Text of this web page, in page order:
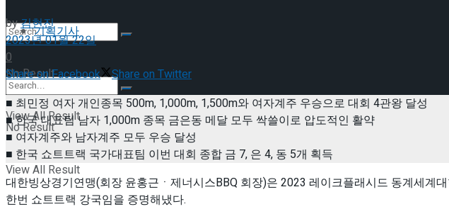
No Result
View All Result
기획기사
No Result
View All Result
by김현진
2023년 01월 22일
0
Share on Facebook
Share on Twitter
■ 최민정 여자 개인종목 500m, 1,000m, 1,500m와 여자계주 우승으로 대회 4관왕 달성
■ 한국 대표팀 남자 1,000m 종목 금은동 메달 모두 싹쓸이로 압도적인 활약
■ 여자계주와 남자계주 모두 우승 달성
■ 한국 쇼트트랙 국가대표팀 이번 대회 종합 금 7, 은 4, 동 5개 획득
대한빙상경기연맹(회장 윤홍근ㆍ제너시스BBQ 회장)은 2023 레이크플래시드 동계세계
한번 쇼트트랙 강국임을 증명해냈다.